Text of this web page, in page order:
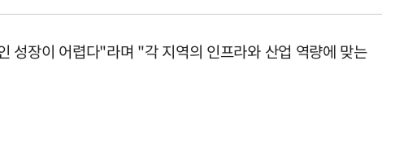
성장이 어렵다"라며 "각 지역의 인프라와 산업 역량에 맞는